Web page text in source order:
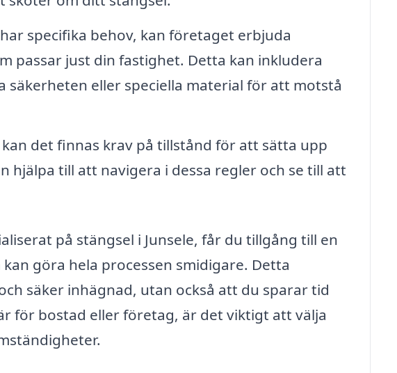
specifika behov, kan företaget erbjuda
passar just din fastighet. Detta kan inkludera
säkerheten eller speciella material för att motstå
kan det finnas krav på tillstånd för att sätta upp
hjälpa till att navigera i dessa regler och se till att
på stängsel i Junsele, får du tillgång till en
göra hela processen smidigare. Detta
säker inhägnad, utan också att du sparar tid
för bostad eller företag, är det viktigt att välja